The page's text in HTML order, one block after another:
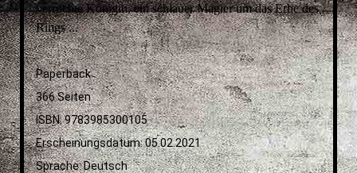
verruchte Königin, ein schlauer Magier um das Erbe des
Rings ...
Paperback
366 Seiten
ISBN: 9783985300105
Erscheinungsdatum: 05.02.2021
Sprache: Deutsch